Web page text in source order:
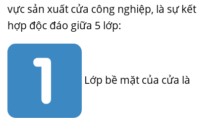
vực sản xuất cửa công nghiệp, là sự kết
hợp độc đáo giữa 5 lớp:
Lớp bề mặt của cửa là